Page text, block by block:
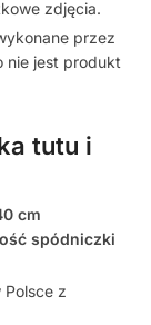
zdjęcia.
przez
nie jest produkt
tutu i
cm
spódniczki
z